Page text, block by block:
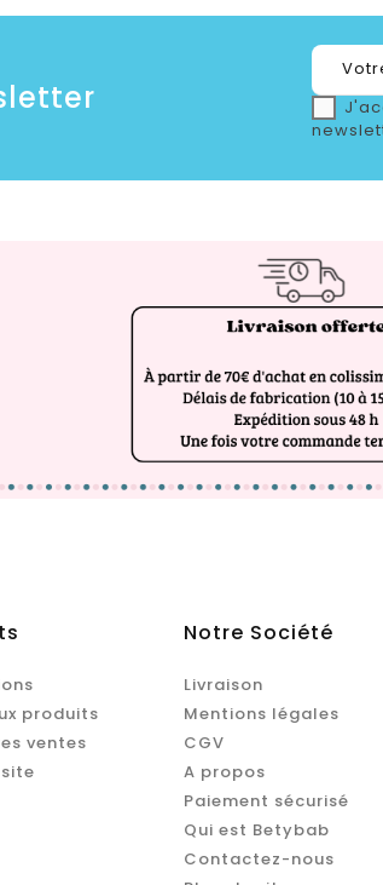
produits
ventes
Notre Société
Livraison
Mentions légales
CGV
A propos
Paiement sécurisé
Qui est Betybab
Contactez-nous